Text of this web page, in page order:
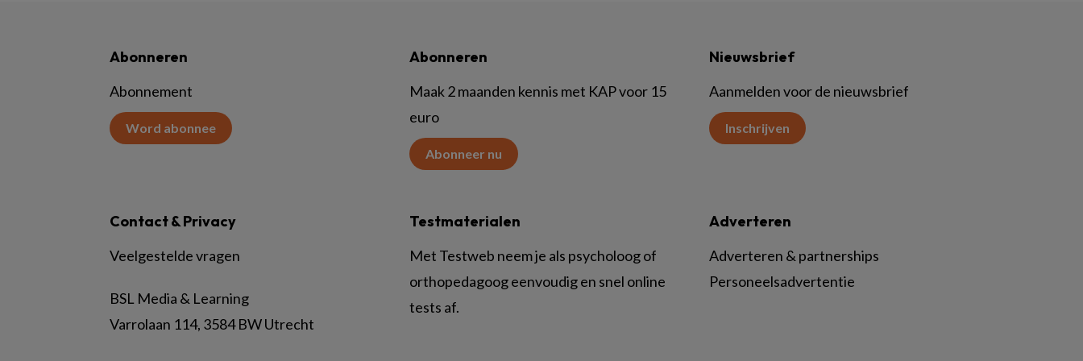
Abonneren
Abonnement
Word abonnee
Abonneren
Maak 2 maanden kennis met KAP voor 15
euro
Abonneer nu
Nieuwsbrief
Aanmelden voor de nieuwsbrief
Inschrijven
Contact & Privacy
Veelgestelde vragen
BSL Media & Learning
Varrolaan 114, 3584 BW Utrecht
Testmaterialen
Met Testweb neem je als psycholoog of
orthopedagoog eenvoudig en snel online
tests af.
Adverteren
Adverteren & partnerships
Personeelsadvertentie